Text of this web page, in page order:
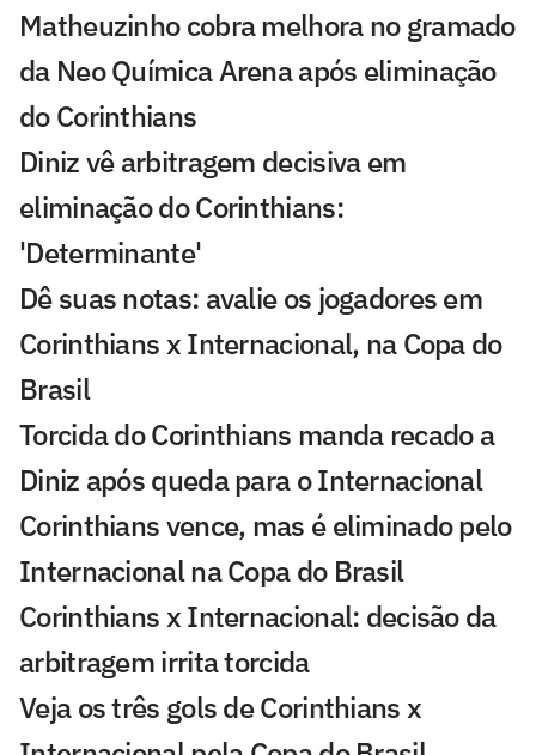
Matheuzinho cobra melhora no gramado
da Neo Química Arena após eliminação
do Corinthians
Diniz vê arbitragem decisiva em
eliminação do Corinthians:
'Determinante'
Dê suas notas: avalie os jogadores em
Corinthians x Internacional, na Copa do
Brasil
Torcida do Corinthians manda recado a
Diniz após queda para o Internacional
Corinthians vence, mas é eliminado pelo
Internacional na Copa do Brasil
Corinthians x Internacional: decisão da
arbitragem irrita torcida
Veja os três gols de Corinthians x